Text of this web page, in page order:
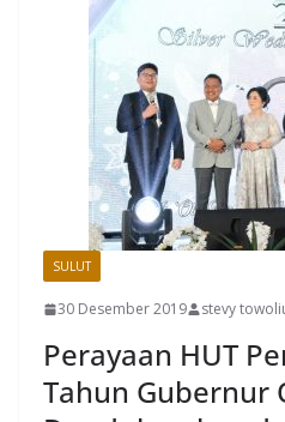
SULUT
30 Desember 2019 stevy
Perayaan HUT
Tahun Gubernur